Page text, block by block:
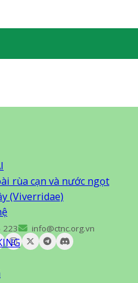
223 info@ctnc.org.vn
rùa cạn và nước ngọt
(Viverridae)